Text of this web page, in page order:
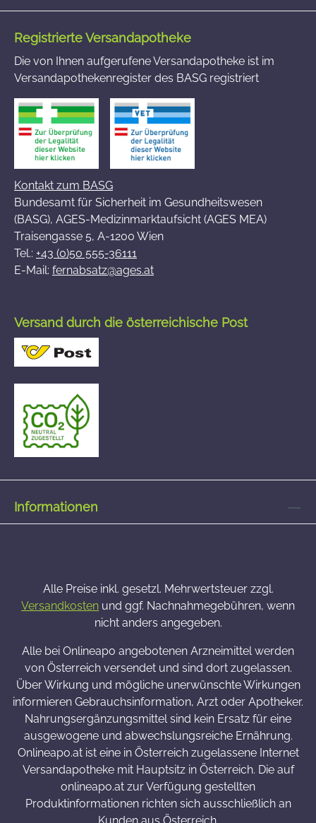
Registrierte Versandapotheke
Die von Ihnen aufgerufene Versandapotheke ist im
Versandapothekenregister des BASG registriert
Kontakt zum BASG
Bundesamt für Sicherheit im Gesundheitswesen
(BASG), AGES-Medizinmarktaufsicht (AGES MEA)
Traisengasse 5, A-1200 Wien
Tel.: +43 (0)50 555-36111
E-Mail: fernabsatz@ages.at
Versand durch die österreichische Post
Informationen
Alle Preise inkl. gesetzl. Mehrwertsteuer zzgl.
Versandkosten und ggf. Nachnahmegebühren, wenn
nicht anders angegeben.
Alle bei Onlineapo angebotenen Arzneimittel werden
von Österreich versendet und sind dort zugelassen.
Über Wirkung und mögliche unerwünschte Wirkungen
informieren Gebrauchsinformation, Arzt oder Apotheker.
Nahrungsergänzungsmittel sind kein Ersatz für eine
ausgewogene und abwechslungsreiche Ernährung.
Onlineapo.at ist eine in Österreich zugelassene Internet
Versandapotheke mit Hauptsitz in Österreich. Die auf
onlineapo.at zur Verfügung gestellten
Produktinformationen richten sich ausschließlich an